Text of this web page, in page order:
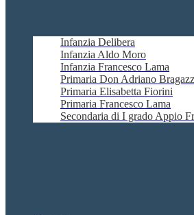
Infanzia Delibera
Infanzia Aldo Moro
Infanzia Francesco Lama
Primaria Don Adriano
Primaria Elisabetta Fiorini
Primaria Francesco Lama
Secondaria di I grado Appio